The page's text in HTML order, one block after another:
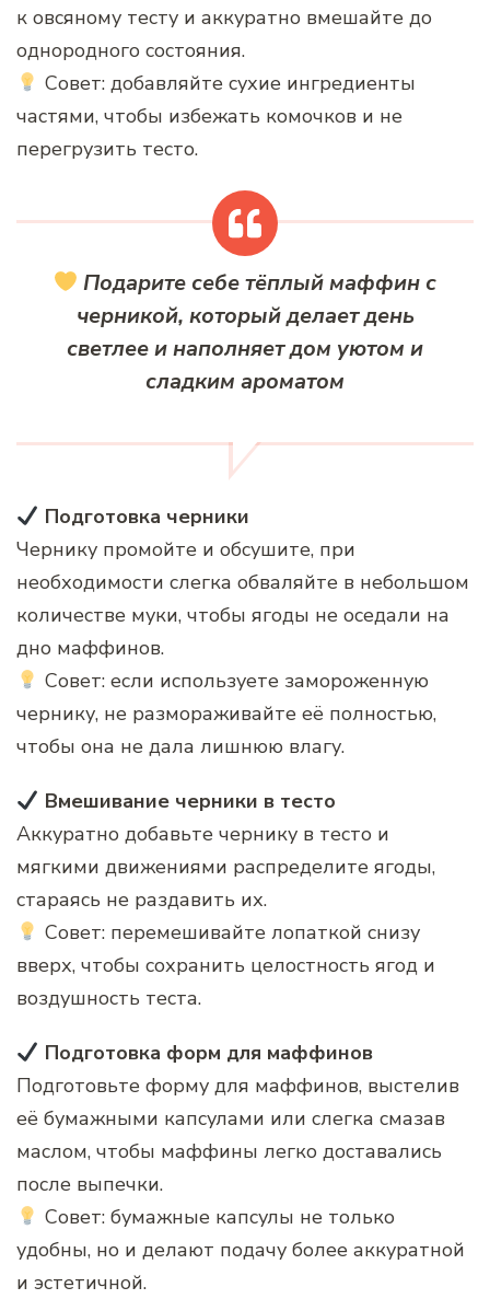
к овсяному тесту и аккуратно вмешайте до
однородного состояния.
Совет: добавляйте сухие ингредиенты
частями, чтобы избежать комочков и не
перегрузить тесто.
Подарите себе тёплый маффин с
черникой, который делает день
светлее и наполняет дом уютом и
сладким ароматом
Подготовка черники
Чернику промойте и обсушите, при
необходимости слегка обваляйте в небольшом
количестве муки, чтобы ягоды не оседали на
дно маффинов.
Совет: если используете замороженную
чернику, не размораживайте её полностью,
чтобы она не дала лишнюю влагу.
Вмешивание черники в тесто
Аккуратно добавьте чернику в тесто и
мягкими движениями распределите ягоды,
стараясь не раздавить их.
Совет: перемешивайте лопаткой снизу
вверх, чтобы сохранить целостность ягод и
воздушность теста.
Подготовка форм для маффинов
Подготовьте форму для маффинов, выстелив
её бумажными капсулами или слегка смазав
маслом, чтобы маффины легко доставались
после выпечки.
Совет: бумажные капсулы не только
удобны, но и делают подачу более аккуратной
и эстетичной.